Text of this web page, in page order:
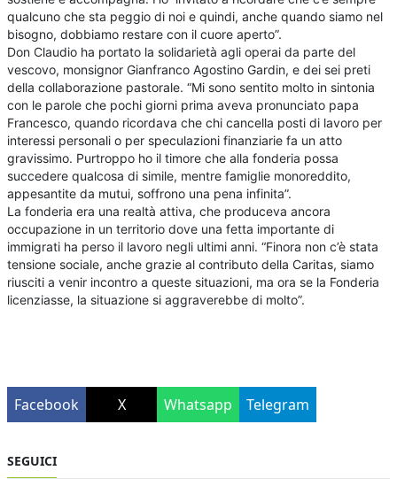
qualcuno che sta peggio di noi e quindi, anche quando siamo nel
bisogno, dobbiamo restare con il cuore aperto”.
Don Claudio ha portato la solidarietà agli operai da parte del
vescovo, monsignor Gianfranco Agostino Gardin, e dei sei preti
della collaborazione pastorale. “Mi sono sentito molto in sintonia
con le parole che pochi giorni prima aveva pronunciato papa
Francesco, quando ricordava che chi cancella posti di lavoro per
interessi personali o per speculazioni finanziarie fa un atto
gravissimo. Purtroppo ho il timore che alla fonderia possa
succedere qualcosa di simile, mentre famiglie monoreddito,
appesantite da mutui, soffrono una pena infinita”.
La fonderia era una realtà attiva, che produceva ancora
occupazione in un territorio dove una fetta importante di
immigrati ha perso il lavoro negli ultimi anni. “Finora non c’è stata
tensione sociale, anche grazie al contributo della Caritas, siamo
riusciti a venir incontro a queste situazioni, ma ora se la Fonderia
licenziasse, la situazione si aggraverebbe di molto”.
Facebook X Whatsapp Telegram
SEGUICI